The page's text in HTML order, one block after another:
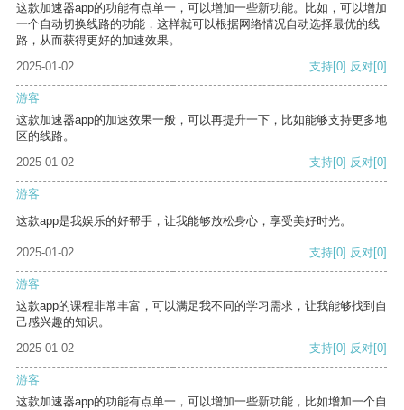
这款加速器app的功能有点单一，可以增加一些新功能。比如，可以增加
一个自动切换线路的功能，这样就可以根据网络情况自动选择最优的线
路，从而获得更好的加速效果。
2025-01-02
支持[0] 反对[0]
游客
这款加速器app的加速效果一般，可以再提升一下，比如能够支持更多地
区的线路。
2025-01-02
支持[0] 反对[0]
游客
这款app是我娱乐的好帮手，让我能够放松身心，享受美好时光。
2025-01-02 支持[0] 反对[0]
游客
这款app的课程非常丰富，可以满足我不同的学习需求，让我能够找到自
己感兴趣的知识。
2025-01-02
支持[0] 反对[0]
游客
这款加速器app的功能有点单一，可以增加一些新功能，比如增加一个自